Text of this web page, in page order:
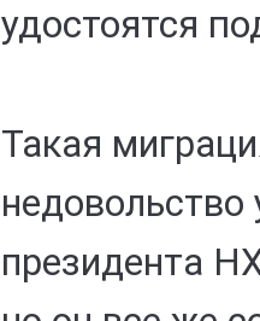
удостоятся
Такая
недовольство
президента